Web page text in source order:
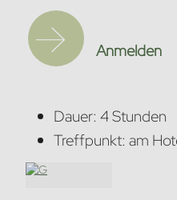
Anmelden
Dauer: 4 Stunden
Treffpunkt: am